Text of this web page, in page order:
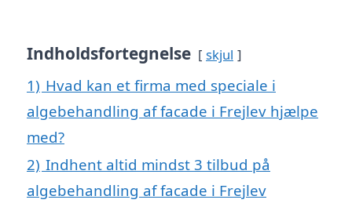
Indholdsfortegnelse skjul
1) Hvad kan et firma med speciale i
algebehandling af facade i Frejlev hjælpe
med?
2) Indhent altid mindst 3 tilbud på
algebehandling af facade i Frejlev